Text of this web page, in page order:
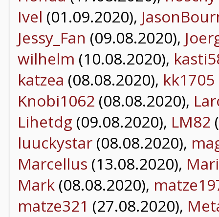
Ivel (01.09.2020),
Jessy_Fan (09.08.2020),
wilhelm (10.08.2020),
katzea (08.08.2020), kk1705
Knobi1062 (08.08.2020),
Lihetdg (09.08.2020), LM82
luuckystar (08.08.2020),
Marcellus (13.08.2020),
Mark (08.08.2020),
matze321 (27.08.2020),